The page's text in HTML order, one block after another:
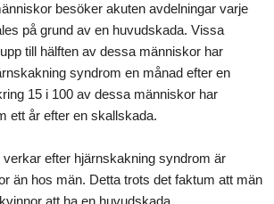
besöker akuten avdelningar varje
på grund av en huvudskada. Vissa
till hälften av dessa människor har
syndrom en månad efter en
15 i 100 av dessa människor har
ett år efter en skallskada.
verkar efter hjärnskakning syndrom är
än hos män. Detta trots det faktum att män
att ha en huvudskada.